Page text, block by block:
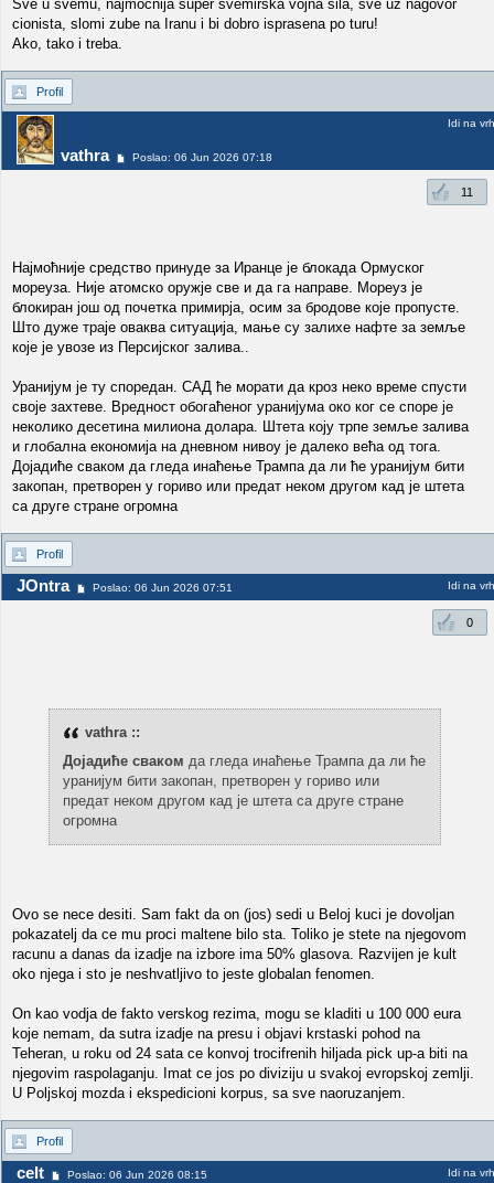
Sve u svemu, najmocnija super svemirska vojna sila, sve uz nagovor
cionista, slomi zube na Iranu i bi dobro isprasena po turu!
Ako, tako i treba.
Profil
vathra Poslao: 06 Jun 2026 07:18
Idi na vrh
11
Најмоћније средство принуде за Иранце је блокада Ормуског
мореуза. Није атомско оружје све и да га направе. Мореуз је
блокиран још од почетка примирја, осим за бродове које пропусте.
Што дуже траје оваква ситуација, мање су залихе нафте за земље
које је увозе из Персијског залива..
Уранијум је ту споредан. САД ће морати да кроз неко време спусти
своје захтеве. Вредност обогаћеног уранијума око ког се споре је
неколико десетина милиона долара. Штета коју трпе земље залива
и глобална економија на дневном нивоу је далеко већа од тога.
Дојадиће сваком да гледа инаћење Трампа да ли ће уранијум бити
закопан, претворен у гориво или предат неком другом кад је штета
са друге стране огромна
Profil
JOntra Poslao: 06 Jun 2026 07:51 Idi na vrh
0
vathra ::
Дојадиће сваком да гледа инаћење Трампа да ли ће
уранијум бити закопан, претворен у гориво или
предат неком другом кад је штета са друге стране
огромна
Ovo se nece desiti. Sam fakt da on (jos) sedi u Beloj kuci je dovoljan
pokazatelj da ce mu proci maltene bilo sta. Toliko je stete na njegovom
racunu a danas da izadje na izbore ima 50% glasova. Razvijen je kult
oko njega i sto je neshvatljivo to jeste globalan fenomen.
On kao vodja de fakto verskog rezima, mogu se kladiti u 100 000 eura
koje nemam, da sutra izadje na presu i objavi krstaski pohod na
Teheran, u roku od 24 sata ce konvoj trocifrenih hiljada pick up-a biti na
njegovim raspolaganju. Imat ce jos po diviziju u svakoj evropskoj zemlji.
U Poljskoj mozda i ekspedicioni korpus, sa sve naoruzanjem.
Profil
celt Poslao: 06 Jun 2026 08:15 Idi na vrh